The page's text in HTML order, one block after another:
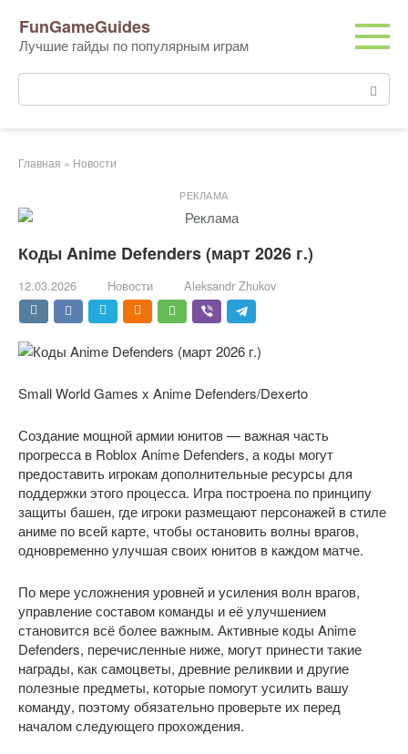
контенту
FunGameGuides
Лучшие гайды по популярным играм
Поиск:
Главная » Новости
РЕКЛАМА
Коды Anime Defenders (март 2026 г.)
12.03.2026 Новости Aleksandr Zhukov
Small World Games x Anime Defenders/Dexerto
Создание мощной армии юнитов — важная часть
прогресса в Roblox Anime Defenders, а коды могут
предоставить игрокам дополнительные ресурсы для
поддержки этого процесса. Игра построена по принципу
защиты башен, где игроки размещают персонажей в стиле
аниме по всей карте, чтобы остановить волны врагов,
одновременно улучшая своих юнитов в каждом матче.
По мере усложнения уровней и усиления волн врагов,
управление составом команды и её улучшением
становится всё более важным. Активные коды Anime
Defenders, перечисленные ниже, могут принести такие
награды, как самоцветы, древние реликвии и другие
полезные предметы, которые помогут усилить вашу
команду, поэтому обязательно проверьте их перед
началом следующего прохождения.